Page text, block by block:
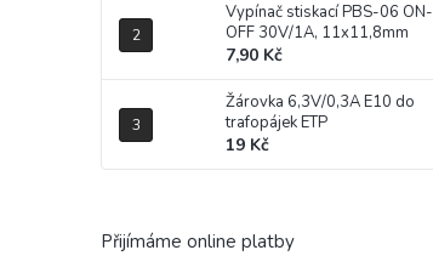
Vypínač stiskací PBS-06 ON-
OFF 30V/1A, 11x11,8mm
7,90 Kč
Žárovka 6,3V/0,3A E10 do
trafopájek ETP
19 Kč
Přijímáme online platby